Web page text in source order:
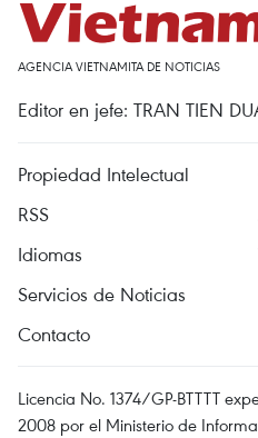
AGENCIA VIETNAMITA DE NOTICIAS
Editor en jefe: TRAN TIEN
Propiedad Intelectual
RSS
Idiomas
Servicios de Noticias
Contacto
Licencia No. 1374/GP-BTTTT
2008 por el Ministerio de